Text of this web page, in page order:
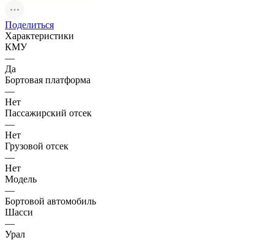
Поделиться
Характеристики
КМУ
—
Да
Бортовая платформа
—
Нет
Пассажирский отсек
—
Нет
Грузовой отсек
—
Нет
Модель
—
Бортовой автомобиль
Шасси
—
Урал